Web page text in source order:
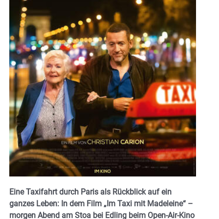
Eine Taxifahrt durch Paris als Rückblick auf ein
ganzes Leben: In dem Film „Im Taxi mit Madeleine“ –
morgen Abend am Stoa bei Edling beim Open-Air-Kino